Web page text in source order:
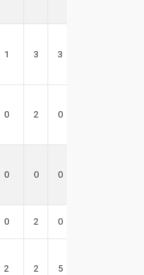
1 3 3
0 2 0
0 0 0
0 2 0
2 2 5